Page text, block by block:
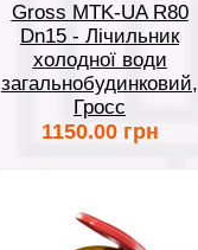
Gross MTK-UA R80
Dn15 - Лічильник
холодної води
загальнобудинковий,
Гросс
1150.00 грн